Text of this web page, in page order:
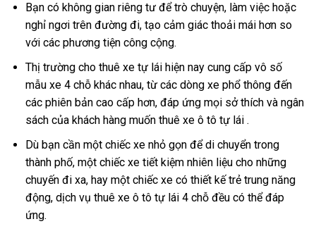
Bạn có không gian riêng tư để trò chuyện, làm việc hoặc
nghỉ ngơi trên đường đi, tạo cảm giác thoải mái hơn so
với các phương tiện công cộng.
Thị trường cho thuê xe tự lái hiện nay cung cấp vô số
mẫu xe 4 chỗ khác nhau, từ các dòng xe phổ thông đến
các phiên bản cao cấp hơn, đáp ứng mọi sở thích và ngân
sách của khách hàng muốn thuê xe ô tô tự lái .
Dù bạn cần một chiếc xe nhỏ gọn để di chuyển trong
thành phố, một chiếc xe tiết kiệm nhiên liệu cho những
chuyến đi xa, hay một chiếc xe có thiết kế trẻ trung năng
động, dịch vụ thuê xe ô tô tự lái 4 chỗ đều có thể đáp
ứng.